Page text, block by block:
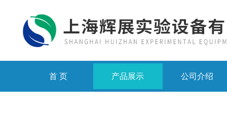
首 页 产品展示 公司介绍